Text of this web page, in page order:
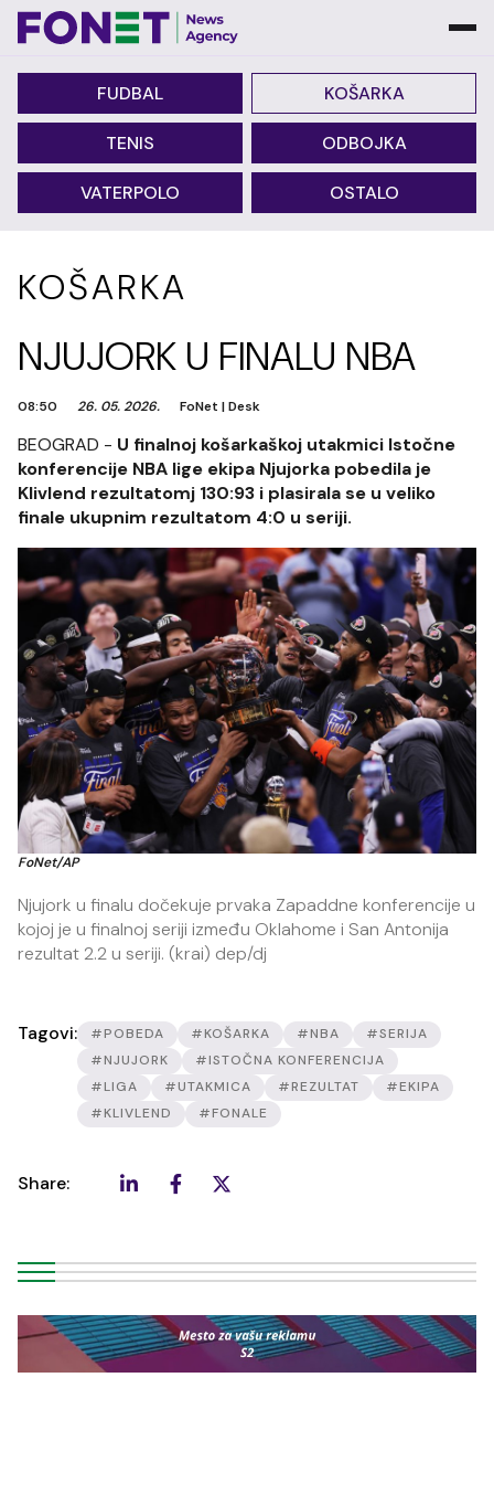
FUDBAL KOŠARKA
TENIS ODBOJKA
VATERPOLO OSTALO
KOŠARKA
NJUJORK U FINALU NBA
08:50 26. 05. 2026. FoNet |Desk
BEOGRAD - U finalnoj košarkaškoj utakmici Istočne
konferencije NBA lige ekipa Njujorka pobedila je
Klivlend rezultatomj 130:93 i plasirala se u veliko
finale ukupnim rezultatom 4:0 u seriji.
FoNet/AP
Njujork u finalu dočekuje prvaka Zapaddne konferencije u
kojoj je u finalnoj seriji između Oklahome i San Antonija
rezultat 2.2 u seriji. (krai) dep/dj
Tagovi: #POBEDA #KOŠARKA #NBA
#SERIJA
#NJUJORK
#ISTOČNA KONFERENCIJA
#LIGA
#UTAKMICA #REZULTAT
#EKIPA
#KLIVLEND
#FONALE
Share: